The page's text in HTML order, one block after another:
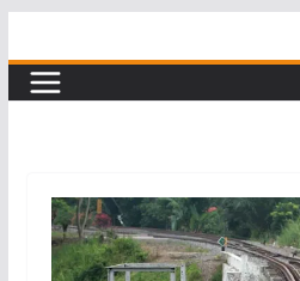
to
content